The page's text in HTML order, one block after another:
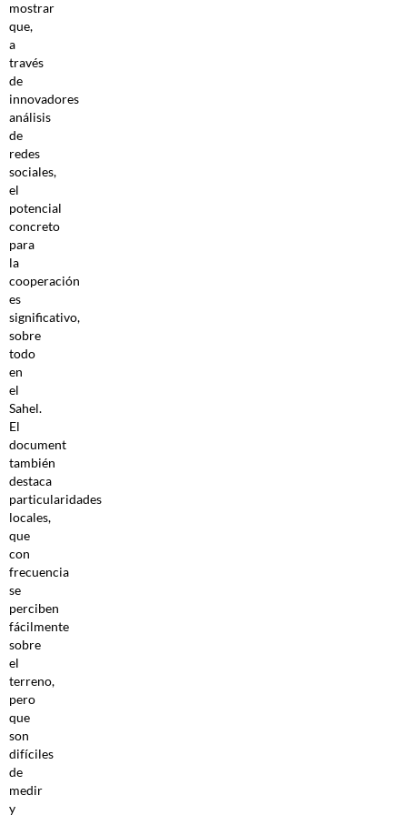
mostrar
que,
a
través
de
innovadores
análisis
de
redes
sociales,
el
potencial
concreto
para
la
cooperación
es
significativo,
sobre
todo
en
el
Sahel.
El
document
también
destaca
particularidades
locales,
que
con
frecuencia
se
perciben
fácilmente
sobre
el
terreno,
pero
que
son
difíciles
de
medir
y